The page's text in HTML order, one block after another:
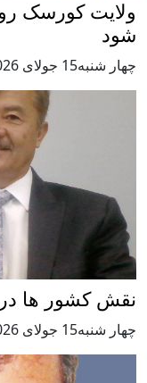
روسیه به
,داکتر ثنا
در سیاست
,داکتر ثنا